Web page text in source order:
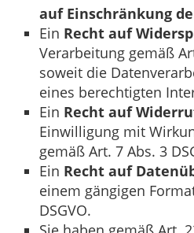
auf Einschränkung
Ein Recht auf
Verarbeitung gemäß
soweit die
eines berechtigten
Ein Recht auf
Einwilligung mit
gemäß Art. 7 Abs. 3
Ein Recht auf
einem gängigen
DSGVO.